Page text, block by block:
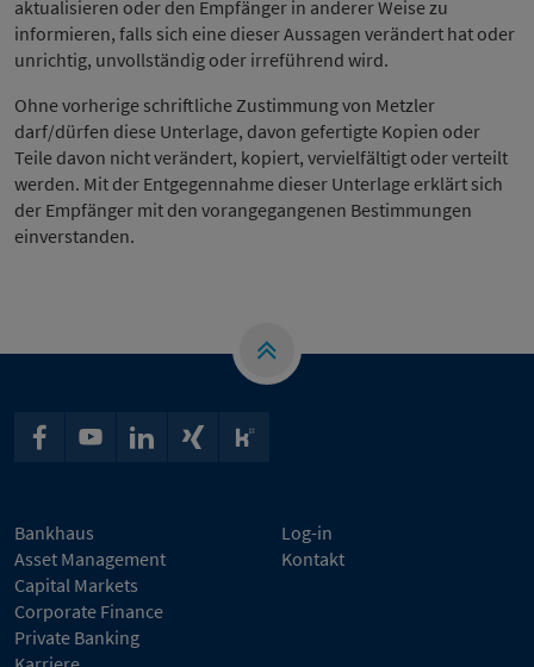
aktualisieren oder den Empfänger in anderer Weise zu
informieren, falls sich eine dieser Aussagen verändert hat oder
unrichtig, unvollständig oder irreführend wird.
Ohne vorherige schriftliche Zustimmung von Metzler
darf/dürfen diese Unterlage, davon gefertigte Kopien oder
Teile davon nicht verändert, kopiert, vervielfältigt oder verteilt
werden. Mit der Entgegennahme dieser Unterlage erklärt sich
der Empfänger mit den vorangegangenen Bestimmungen
einverstanden.
Bankhaus
Asset Management
Capital Markets
Corporate Finance
Private Banking
Log-in
Kontakt